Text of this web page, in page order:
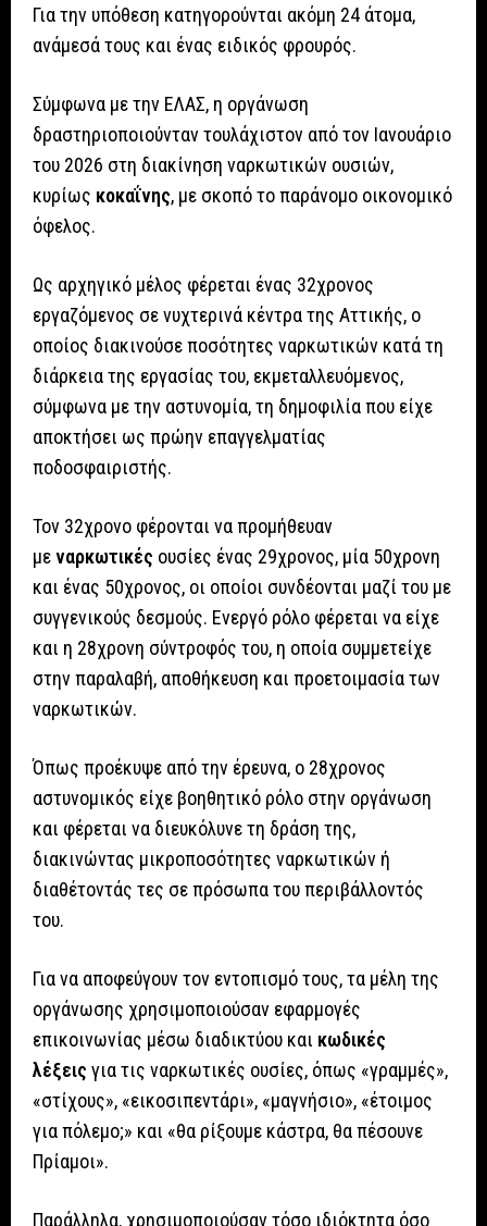
Για την υπόθεση κατηγορούνται ακόμη 24 άτομα,
ανάμεσά τους και ένας ειδικός φρουρός.
Σύμφωνα με την ΕΛΑΣ, η οργάνωση
δραστηριοποιούνταν τουλάχιστον από τον Ιανουάριο
του 2026 στη διακίνηση ναρκωτικών ουσιών,
κυρίως κοκαΐνης, με σκοπό το παράνομο οικονομικό
όφελος.
Ως αρχηγικό μέλος φέρεται ένας 32χρονος
εργαζόμενος σε νυχτερινά κέντρα της Αττικής, ο
οποίος διακινούσε ποσότητες ναρκωτικών κατά τη
διάρκεια της εργασίας του, εκμεταλλευόμενος,
σύμφωνα με την αστυνομία, τη δημοφιλία που είχε
αποκτήσει ως πρώην επαγγελματίας
ποδοσφαιριστής.
Τον 32χρονο φέρονται να προμήθευαν
μεναρκωτικές ουσίες ένας 29χρονος, μία 50χρονη
και ένας 50χρονος, οι οποίοι συνδέονται μαζί του με
συγγενικούς δεσμούς. Ενεργό ρόλο φέρεται να είχε
και η 28χρονη σύντροφός του, η οποία συμμετείχε
στην παραλαβή, αποθήκευση και προετοιμασία των
ναρκωτικών.
Όπως προέκυψε από την έρευνα, ο 28χρονος
αστυνομικός είχε βοηθητικό ρόλο στην οργάνωση
και φέρεται να διευκόλυνε τη δράση της,
διακινώντας μικροποσότητες ναρκωτικών ή
διαθέτοντάς τες σε πρόσωπα του περιβάλλοντός
του.
Για να αποφεύγουν τον εντοπισμό τους, τα μέλη της
οργάνωσης χρησιμοποιούσαν εφαρμογές
επικοινωνίας μέσω διαδικτύου και κωδικές
λέξεις για τις ναρκωτικές ουσίες, όπως «γραμμές»,
«στίχους», «εικοσιπεντάρι», «μαγνήσιο», «έτοιμος
για πόλεμο;» και «θα ρίξουμε κάστρα, θα πέσουνε
Πρίαμοι».
Παράλληλα, χρησιμοποιούσαν τόσο ιδιόκτητα όσο